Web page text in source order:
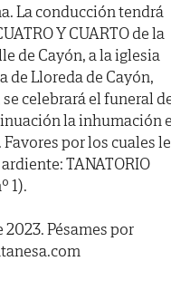
La conducción tendrá
Y CUARTO de la
de Cayón, a la iglesia
de Lloreda de Cayón,
celebrará el funeral
la inhumación
por los cuales
TANATORIO
1).
2023. Pésames por